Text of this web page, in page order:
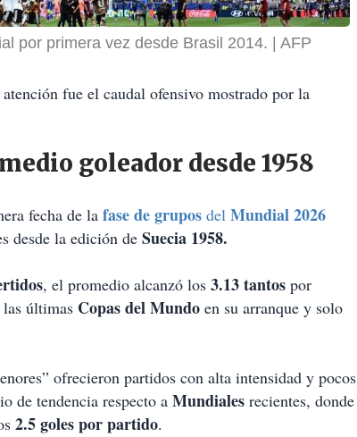
por primera vez desde Brasil 2014. AFP
fue el caudal ofensivo mostrado por la
goleador desde 1958
fecha de la fase de grupos del Mundial 2026
desde la edición de Suecia 1958.
, el promedio alcanzó los 3.13 tantos por
últimas Copas del Mundo en su arranque y solo
ofrecieron partidos con alta intensidad y pocos
de tendencia respecto a Mundiales recientes, donde
2.5 goles por partido.